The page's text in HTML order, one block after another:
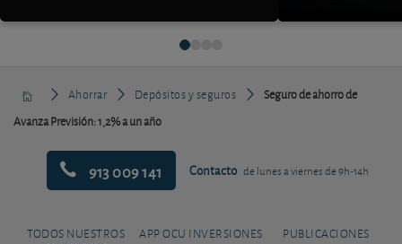
Ahorrar Depósitos y seguros
Seguro de ahorro de
Avanza Previsión: 1,2% a un año
913 009 141 Contacto de lunes a viernes de 9h-14h
TODOS NUESTROS
APP OCU INVERSIONES PUBLICACIONES